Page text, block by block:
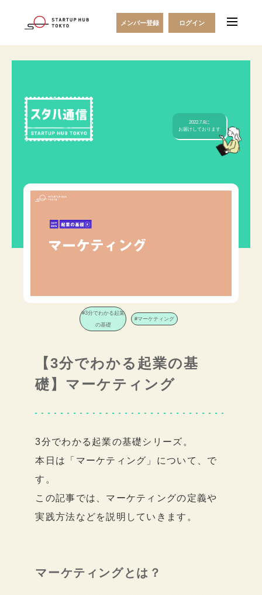
メンバー登録 ログイン
【3分でわかる起業の基礎】マーケテ
ィング
2022.7.8に
お届けしております
#3分でわかる起業
の基礎
#マーケティング
【3分でわかる起業の基
礎】マーケティング
3分でわかる起業の基礎シリーズ。
本日は「マーケティング」について、で
す。
この記事では、マーケティングの定義や
実践方法などを説明していきます。
マーケティングとは？